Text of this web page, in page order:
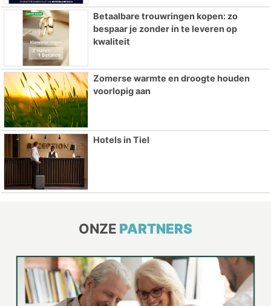
Betaalbare trouwringen kopen: zo
bespaar je zonder in te leveren op
kwaliteit
Zomerse warmte en droogte houden
voorlopig aan
Hotels in Tiel
ONZE PARTNERS